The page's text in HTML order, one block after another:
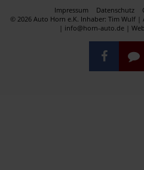
Impressum Datenschutz
© 2026 Auto Horn e.K. Inhaber: Tim Wulf |
| info@horn-auto.de |